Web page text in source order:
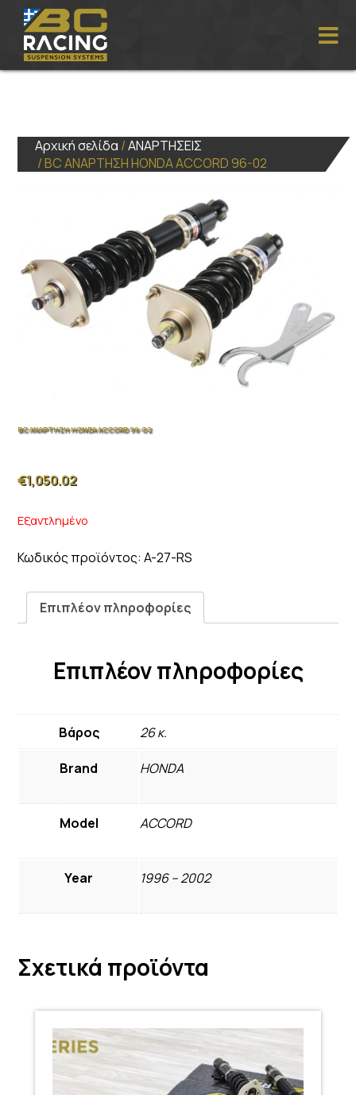
Αρχική σελίδα /ΑΝΑΡΤΗΣΕΙΣ
/ BC ΑΝΑΡΤΗΣΗ HONDA ACCORD 96-02
BC ΑΝΑΡΤΗΣΗ HONDA ACCORD 96-02
€1,050.02
Εξαντλημένο
Κωδικός προϊόντος: A-27-RS
Επιπλέον πληροφορίες
Επιπλέον πληροφορίες
Βάρος 26 κ.
Brand HONDA
Model ACCORD
Year 1996 – 2002
Σχετικά προϊόντα